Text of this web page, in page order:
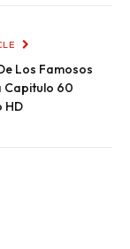
Los Famosos
Capitulo 60
HD